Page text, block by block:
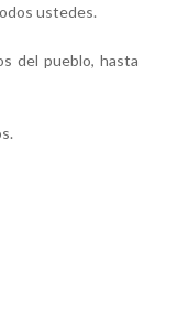
ustedes.
del pueblo, hasta